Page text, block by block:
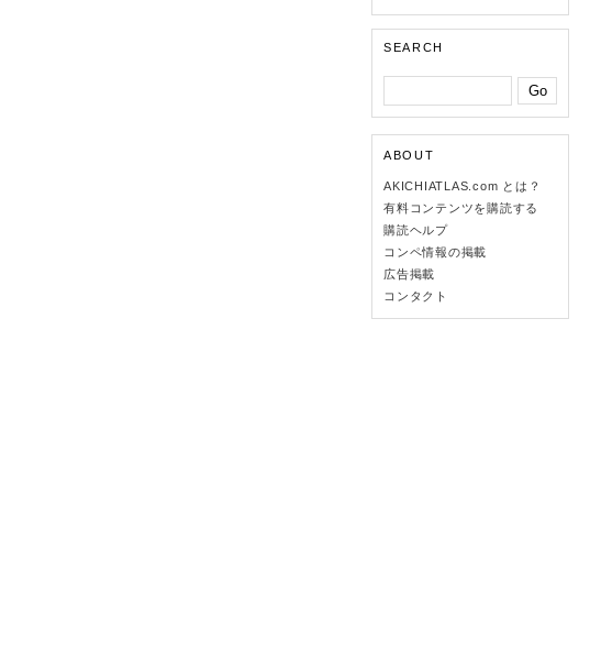
SEARCH
ABOUT
AKICHIATLAS.com とは？
有料コンテンツを購読する
購読ヘルプ
コンペ情報の掲載
広告掲載
コンタクト